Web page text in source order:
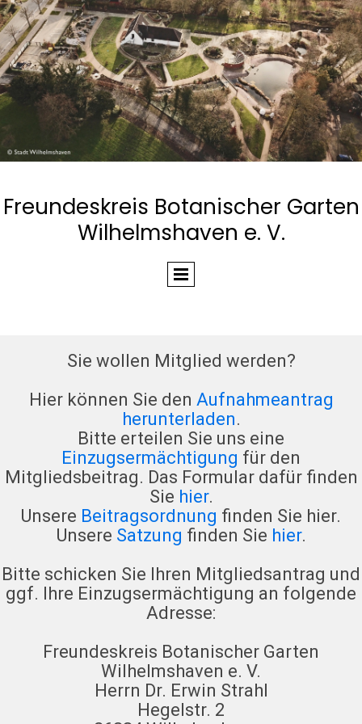
Freundeskreis Botanischer Garten
Wilhelmshaven e. V.
Sie wollen Mitglied werden?
Hier können Sie den Aufnahmeantrag
herunterladen.
Bitte erteilen Sie uns eine
Einzugsermächtigung für den
Mitgliedsbeitrag. Das Formular dafür finden
Sie hier.
Unsere Beitragsordnung finden Sie hier.
Unsere Satzung finden Sie hier.
Bitte schicken Sie Ihren Mitgliedsantrag und
ggf. Ihre Einzugsermächtigung an folgende
Adresse:
Freundeskreis Botanischer Garten
Wilhelmshaven e. V.
Herrn Dr. Erwin Strahl
Hegelstr. 2